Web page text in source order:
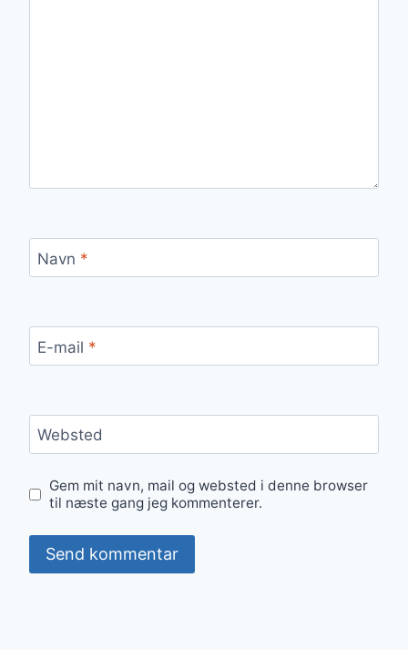
Navn *
E-mail *
Websted
Gem mit navn, mail og websted i denne browser
til næste gang jeg kommenterer.